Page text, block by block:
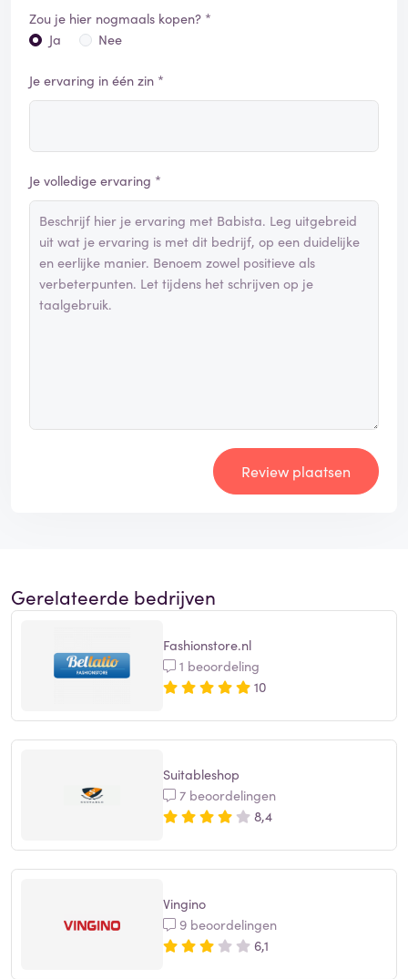
Zou je hier nogmaals kopen? *
Ja
Nee
Je ervaring in één zin *
Je volledige ervaring *
Review plaatsen
Gerelateerde bedrijven
Fashionstore.nl
1 beoordeling
10
Suitableshop
7 beoordelingen
8,4
Vingino
9 beoordelingen
6,1